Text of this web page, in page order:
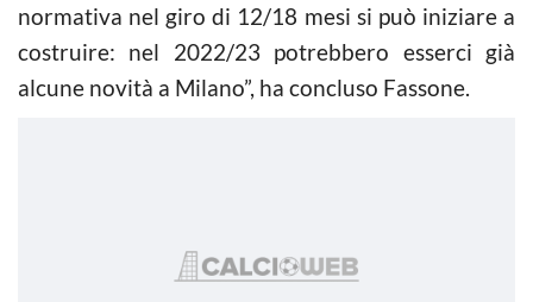
normativa nel giro di 12/18 mesi si può iniziare a
costruire: nel 2022/23 potrebbero esserci già
alcune novità a Milano”, ha concluso Fassone.